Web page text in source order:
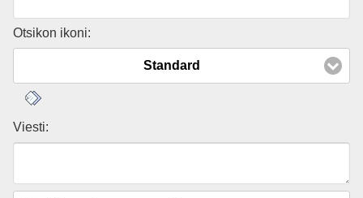
Otsikon ikoni:
Standard
Viesti: